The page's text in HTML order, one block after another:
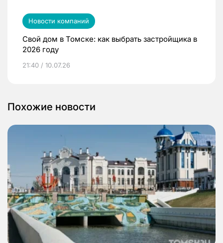
Новости компаний
Свой дом в Томске: как выбрать застройщика в
2026 году
21:40 / 10.07.26
Похожие новости